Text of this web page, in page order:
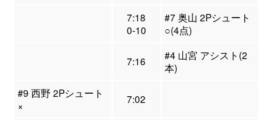
7:18
0-10
#7 奥山 2Pシュート
○(4点)
7:16
#4 山宮 アシスト(2
本)
#9 西野 2Pシュート
×
7:02